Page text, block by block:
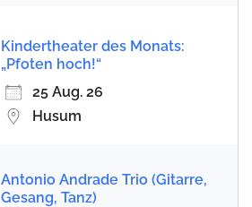
Kindertheater des Monats:
„Pfoten hoch!“
25 Aug. 26
Husum
Antonio Andrade Trio (Gitarre,
Gesang, Tanz)